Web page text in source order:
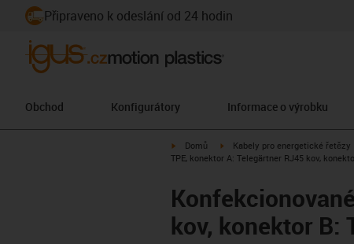
Připraveno k odeslání od 24 hodin
Obchod Konfigurátory Informace o výrobku
igus-icon-arrow-right
Domů igus-icon-arrow-right
Kabely pro energetické řetězy
TPE, konektor A: Telegärtner RJ45 kov,
kov, konektor B: